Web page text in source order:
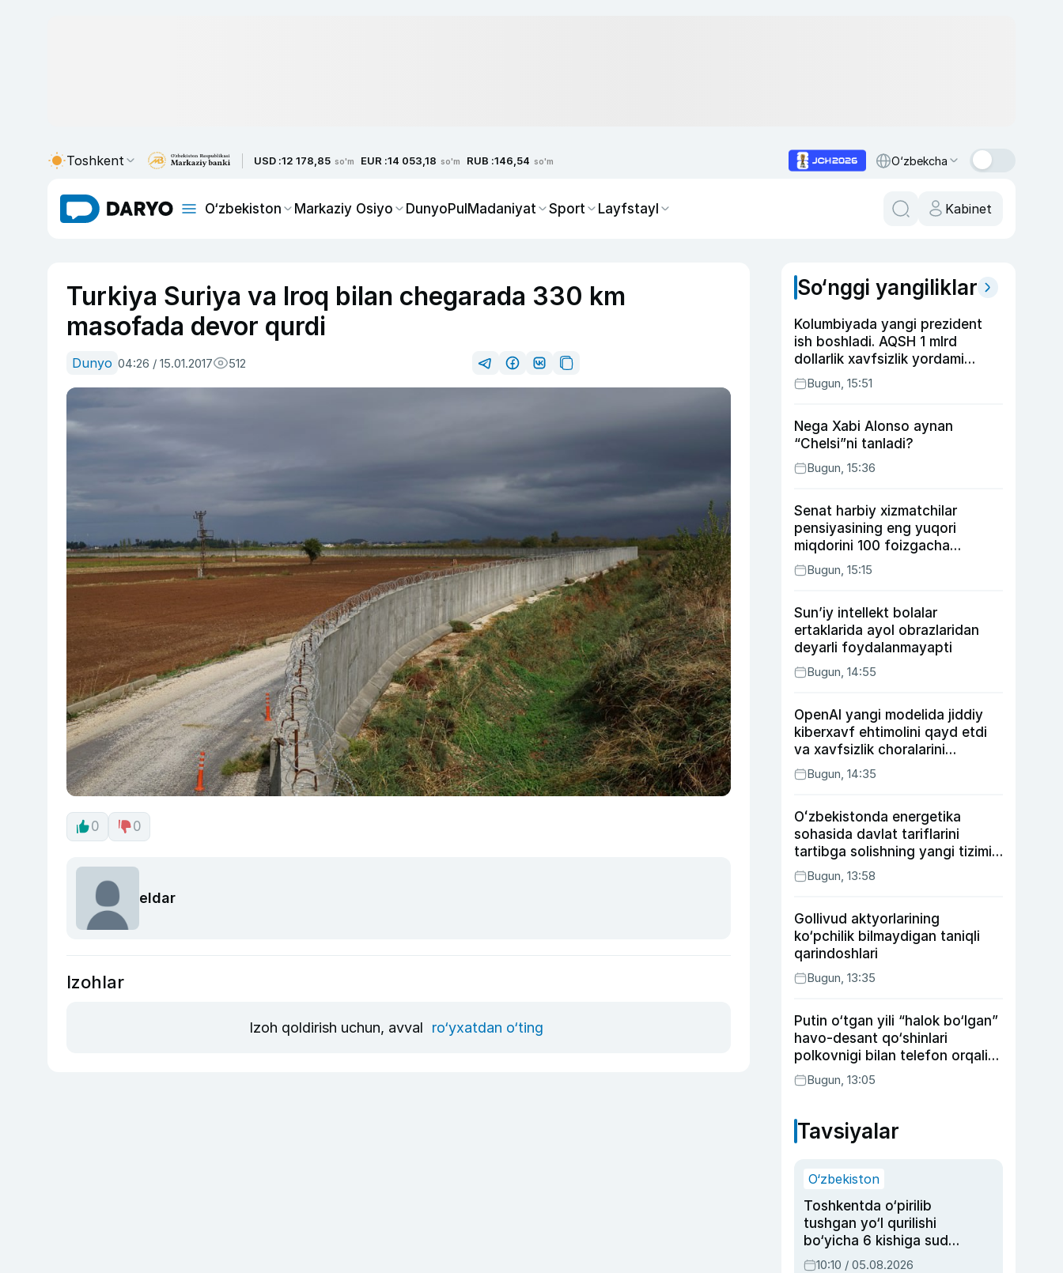
Toshkent USD :12 178,85 so'm EUR :14 053,18 so'm RUB :146,54 so'm O‘zbekcha
O‘zbekiston Markaziy Osiyo DunyoPulMadaniyat Sport Layfstayl Kabinet
Turkiya Suriya va Iroq bilan chegarada 330 km
masofada devor qurdi
Dunyo 04:26 / 15.01.2017 512
0 0
eldar
Izohlar
Izoh qoldirish uchun, avval ro‘yxatdan o‘ting
So‘nggi yangiliklar
Kolumbiyada yangi prezident
ish boshladi. AQSH 1 mlrd
dollarlik xavfsizlik yordami
bermoqchi
Bugun, 15:51
Nega Xabi Alonso aynan
“Chelsi”ni tanladi?
Bugun, 15:36
Senat harbiy xizmatchilar
pensiyasining eng yuqori
miqdorini 100 foizgacha
oshirishni nazarda tutuvchi
qonunni ma’qulladi
Bugun, 15:15
Sun’iy intellekt bolalar
ertaklarida ayol obrazlaridan
deyarli foydalanmayapti
Bugun, 14:55
OpenAI yangi modelida jiddiy
kiberxavf ehtimolini qayd etdi
va xavfsizlik choralarini
kuchaytirdi
Bugun, 14:35
Oʻzbekistonda energetika
sohasida davlat tariflarini
tartibga solishning yangi tizimi
joriy etildi
Bugun, 13:58
Gollivud aktyorlarining
ko‘pchilik bilmaydigan taniqli
qarindoshlari
Bugun, 13:35
Putin o‘tgan yili “halok bo‘lgan”
havo-desant qo‘shinlari
polkovnigi bilan telefon orqali
suhbatlashdi
Bugun, 13:05
Tavsiyalar
O‘zbekiston
Toshkentda o‘pirilib
tushgan yo‘l qurilishi
bo‘yicha 6 kishiga sud
hukmi o‘qildi
10:10 / 05.08.2026